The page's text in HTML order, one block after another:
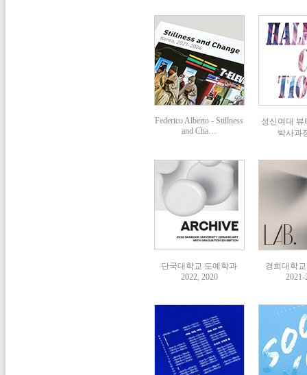
Federico Alberto - Stillness
and Cha…
성신여대
박사과
단국대학교 도예학과
2022, 2020
경희대학
2021-